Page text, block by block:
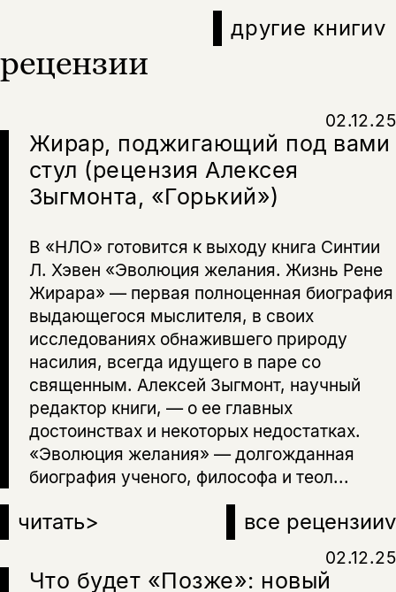
другие книгиv
рецензии
Жирар, поджигающий под вами
стул (рецензия Алексея
Зыгмонта, «Горький»)
02.12.25
В «НЛО» готовится к выходу книга Синтии
Л. Хэвен «Эволюция желания. Жизнь Рене
Жирара» — первая полноценная биография
выдающегося мыслителя, в своих
исследованиях обнажившего природу
насилия, всегда идущего в паре со
священным. Алексей Зыгмонт, научный
редактор книги, — о ее главных
достоинствах и некоторых недостатках.
«Эволюция желания» — долгожданная
биография ученого, философа и теол...
читать> все рецензииv
Что будет «Позже»: новый
02.12.25
нет, вернуться назад